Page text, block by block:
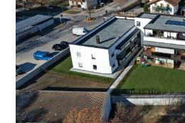
DEUITAENG